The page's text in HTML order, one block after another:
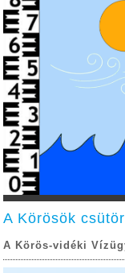
A Körösök
A Körös-vidéki